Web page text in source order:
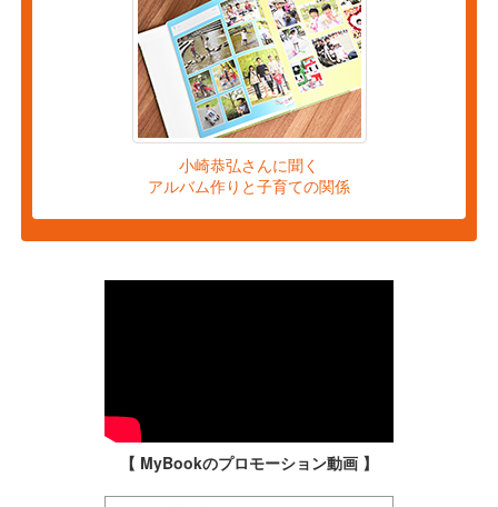
小崎恭弘さんに聞く
アルバム作りと子育ての関係
【 MyBookのプロモーション動画 】